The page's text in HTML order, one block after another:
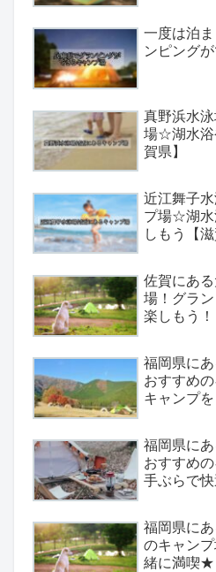
一度は泊
ンピング
真野浜水
場☆湖水浴
賀県】
近江舞子
プ場☆湖水
しもう【滋
佐賀にあ
場！グラ
楽しもう！
福岡県に
おすすめ
キャンプを
福岡県に
おすすめ
手ぶらで
福岡県に
のキャン
緒に満喫★